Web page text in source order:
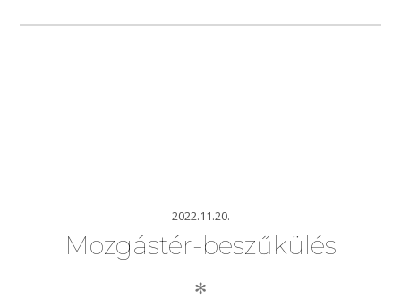
2022.11.20.
Mozgástér-beszűkülés
✻